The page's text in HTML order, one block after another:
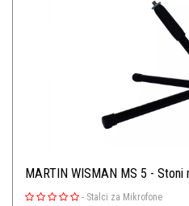
MARTIN WISMAN MS 5 -
- Stalci za Mikrofone